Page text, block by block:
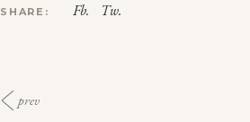
SHARE:
Fb. Tw.
prev